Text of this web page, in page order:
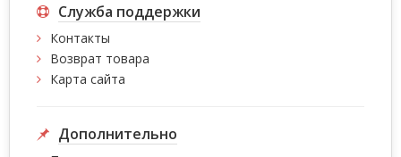
Служба поддержки
Контакты
Возврат товара
Карта сайта
Дополнительно